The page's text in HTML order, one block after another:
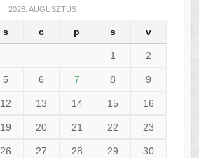
2026. AUGUSZTUS
s c p s v
1 2
5 6 7 8 9
12 13 14 15 16
19 20 21 22 23
26 27 28 29 30